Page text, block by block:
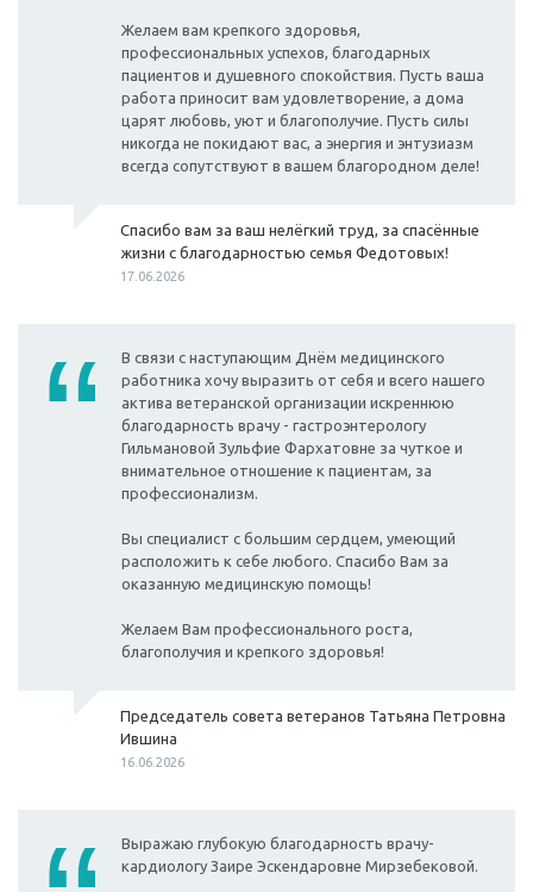
Желаем вам крепкого здоровья,
профессиональных успехов, благодарных
пациентов и душевного спокойствия. Пусть ваша
работа приносит вам удовлетворение, а дома
царят любовь, уют и благополучие. Пусть силы
никогда не покидают вас, а энергия и энтузиазм
всегда сопутствуют в вашем благородном деле!
Спасибо вам за ваш нелёгкий труд, за спасённые
жизни с благодарностью семья Федотовых!
17.06.2026
В связи с наступающим Днём медицинского
работника хочу выразить от себя и всего нашего
актива ветеранской организации искреннюю
благодарность врачу - гастроэнтерологу
Гильмановой Зульфие Фархатовне за чуткое и
внимательное отношение к пациентам, за
профессионализм.
Вы специалист с большим сердцем, умеющий
расположить к себе любого. Спасибо Вам за
оказанную медицинскую помощь!
Желаем Вам профессионального роста,
благополучия и крепкого здоровья!
Председатель совета ветеранов Татьяна Петровна
Ившина
16.06.2026
Выражаю глубокую благодарность врачу-
кардиологу Заире Эскендаровне Мирзебековой.